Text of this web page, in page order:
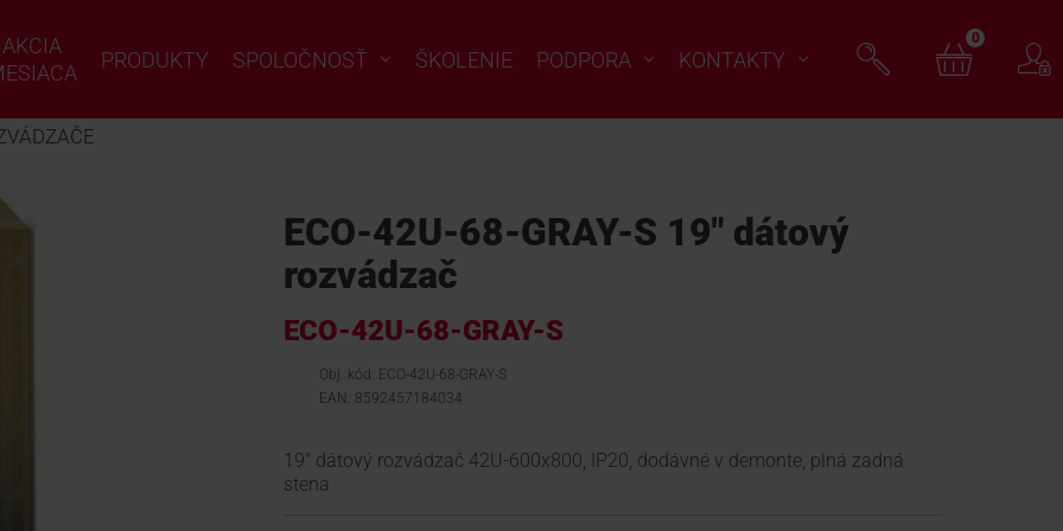
AKCIA
PRODUKTY SPOLOČNOSŤ ŠKOLENIE PODPORA KONTAKTY
0
ECO-42U-68-GRAY-S 19" dátový
rozvádzač
ECO-42U-68-GRAY-S
Obj. kód: ECO-42U-68-GRAY-S
EAN: 8592457184034
19" dátový rozvádzač 42U-600x800, IP20, dodávné v demonte, plná zadná
stena